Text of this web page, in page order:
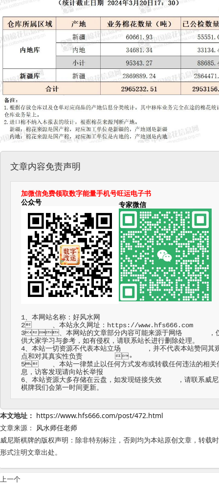
文章内容免责声明
加微信免费领取数字能量手机号旺运电子书
公众号
专家微信
1、本网站名称：好风水网
2	、本站永久网址：https://www.hfs666.com
3、本网站的文章部分内容可能来源于网络	，仅
供大家学习与参考，如有侵权，请联系站长进行删除处理。
4、本站一切资源不代表本站立场	，并不代表本站赞同其观
点和对其真实性负责	。
5	、本站一律禁止以任何方式发布或转载任何违法的相关信
息，访客发现请向站长举报
6、本站资源大多存储在云盘，如发现链接失效	，请联系威尼斯
棋牌我们会第一时间更新。
本文地址： https://www.hfs666.com/post/472.html
文章来源： 风水师任老师
威尼斯棋牌的版权声明： 除非特别标注，否则均为本站原创文章，转载
形式注明文章出处。
上一个